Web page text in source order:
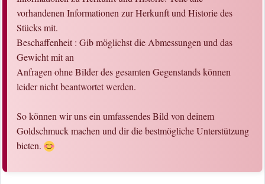
vorhandenen Informationen zur Herkunft und Historie des
Stücks mit.
Beschaffenheit : Gib möglichst die Abmessungen und das
Gewicht mit an
Anfragen ohne Bilder des gesamten Gegenstands können
leider nicht beantwortet werden.
So können wir uns ein umfassendes Bild von deinem
Goldschmuck machen und dir die bestmögliche Unterstützung
bieten.